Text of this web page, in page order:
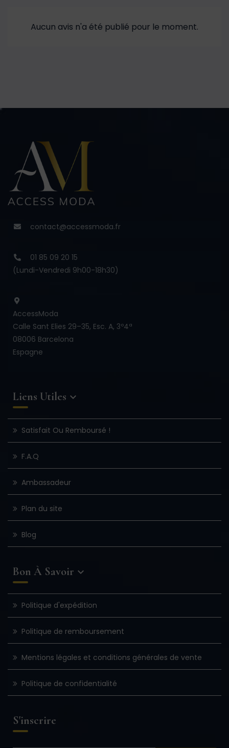
Aucun avis n'a été publié pour le moment.
contact@accessmoda.fr
01 85 09 20 15
(Lundi-Vendredi 9h00-18h30)
AccessModa
Calle Sant Elies 29–35, Esc. A, 3º4ª
08006 Barcelona
Espagne
Liens Utiles 
Satisfait Ou Remboursé !
F.A.Q
Ambassadeur
Plan du site
Blog
Bon À Savoir 
Politique d'expédition
Politique de remboursement
Mentions légales et conditions générales de vente
Politique de confidentialité
S'inscrire